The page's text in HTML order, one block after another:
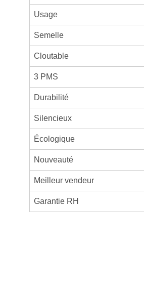
Usage
Semelle
Cloutable
3 PMS
Durabilité
Silencieux
Écologique
Nouveauté
Meilleur vendeur
Garantie RH